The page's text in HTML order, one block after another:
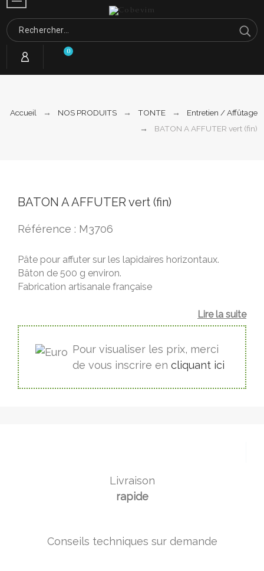
0
Accueil NOS PRODUITS TONTE
Entretien / Affûtage
BATON A AFFUTER vert (fin)
BATON A AFFUTER vert (fin)
Référence : M3706
Pâte pour affuter sur les lapidaires horizontaux.
Bâton de 500 g environ.
Fabrication artisanale française
Lire la suite
Pour visualiser les prix, merci
de vous inscrire en cliquant ici
Livraison
rapide
Conseils techniques sur demande